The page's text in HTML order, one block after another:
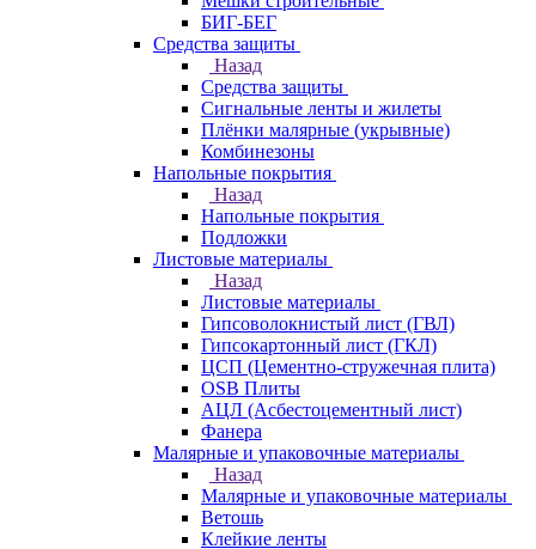
БИГ-БЕГ
Средства защиты
Назад
Средства защиты
Сигнальные ленты и жилеты
Плёнки малярные (укрывные)
Комбинезоны
Напольные покрытия
Назад
Напольные покрытия
Подложки
Листовые материалы
Назад
Листовые материалы
Гипсоволокнистый лист (ГВЛ)
Гипсокартонный лист (ГКЛ)
ЦСП (Цементно-стружечная плита)
OSB Плиты
АЦЛ (Асбестоцементный лист)
Фанера
Малярные и упаковочные материалы
Назад
Малярные и упаковочные материалы
Ветошь
Клейкие ленты